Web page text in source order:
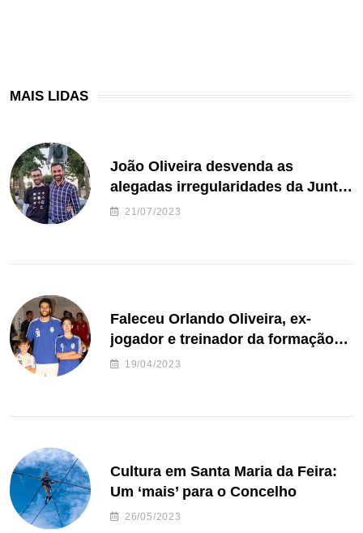
MAIS LIDAS
João Oliveira desvenda as
alegadas irregularidades da Junta
de Freguesia S. João de Ver
21/07/2023
Faleceu Orlando Oliveira, ex-
jogador e treinador da formação
de andebol do Feirense
19/04/2023
Cultura em Santa Maria da Feira:
Um ‘mais’ para o Concelho
26/05/2023